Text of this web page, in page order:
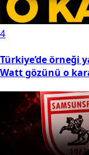
4
Türkiye’de örneği
Watt gözünü o